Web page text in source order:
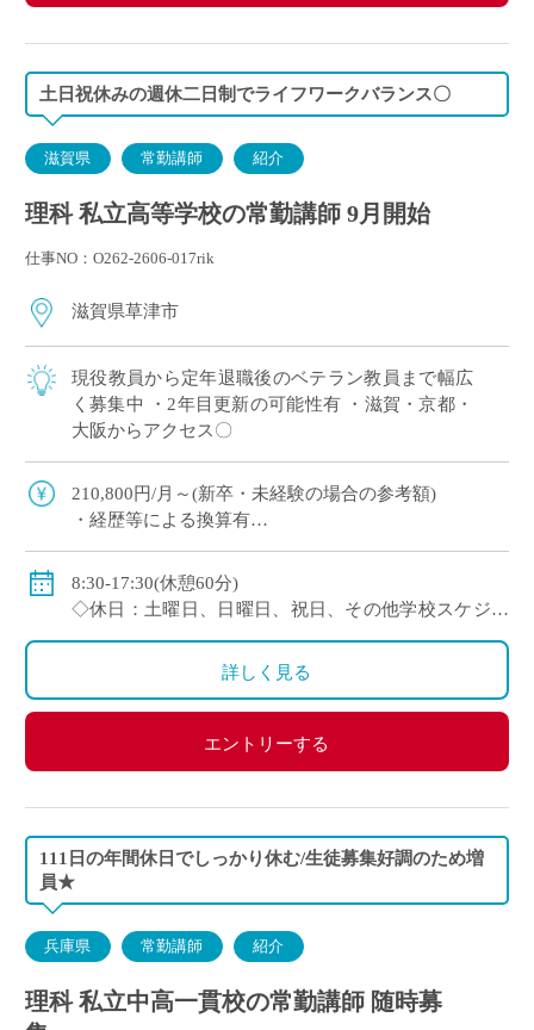
土日祝休みの週休二日制でライフワークバランス〇
滋賀県 常勤講師 紹介
理科 私立高等学校の常勤講師 9月開始
仕事NO：O262-2606-017rik
滋賀県草津市
現役教員から定年退職後のベテラン教員まで幅広
く募集中 ・2年目更新の可能性有 ・滋賀・京都・
大阪からアクセス〇
210,800円/月～(新卒・未経験の場合の参考額)
・経歴等による換算有
◇手当：各種有
◇保険：私学共済、雇用保険、労災保険
8:30-17:30(休憩60分)
◇休日：土曜日、日曜日、祝日、その他学校スケジュ
詳しく見る
エントリーする
111日の年間休日でしっかり休む/生徒募集好調のため増
員★
兵庫県 常勤講師 紹介
理科 私立中高一貫校の常勤講師 随時募